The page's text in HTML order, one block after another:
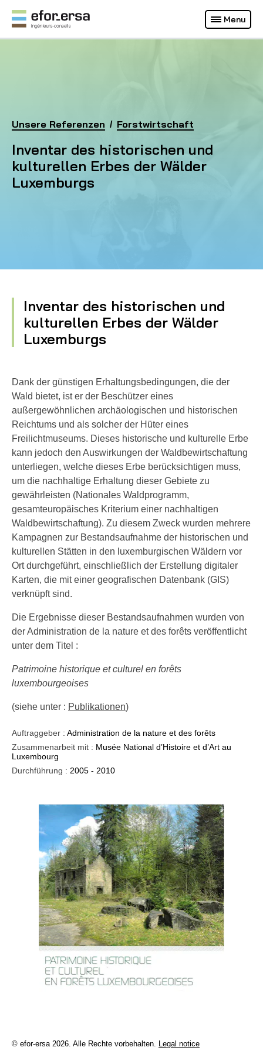
EFOR-ERSA
Menu
Homepage
Unsere Referenzen Forstwirtschaft
Inventar des historischen und kulturellen Erbes
Inventar des historischen und
kulturellen Erbes der Wälder
Luxemburgs
Français
Deutsch
(Aktuelle Webseite)
Inventar des historischen und
kulturellen Erbes der Wälder
Luxemburgs
Dank der günstigen Erhaltungsbedingungen, die der
Wald bietet, ist er der Beschützer eines
außergewöhnlichen archäologischen und historischen
Reichtums und als solcher der Hüter eines
Freilichtmuseums. Dieses historische und kulturelle Erbe
kann jedoch den Auswirkungen der Waldbewirtschaftung
unterliegen, welche dieses Erbe berücksichtigen muss,
um die nachhaltige Erhaltung dieser Gebiete zu
gewährleisten (Nationales Waldprogramm,
gesamteuropäisches Kriterium einer nachhaltigen
Waldbewirtschaftung). Zu diesem Zweck wurden mehrere
Kampagnen zur Bestandsaufnahme der historischen und
kulturellen Stätten in den luxemburgischen Wäldern vor
Ort durchgeführt, einschließlich der Erstellung digitaler
Karten, die mit einer geografischen Datenbank (GIS)
verknüpft sind.
Die Ergebnisse dieser Bestandsaufnahmen wurden von
der Administration de la nature et des forêts veröffentlicht
unter dem Titel :
Patrimoine historique et culturel en forêts
luxembourgeoises
(siehe unter : Publikationen)
Auftraggeber : Administration de la nature et des forêts
Zusammenarbeit mit : Musée National d’Histoire et d’Art au
Luxembourg
Durchführung : 2005 - 2010
© efor-ersa 2026. Alle Rechte vorbehalten. Legal notice